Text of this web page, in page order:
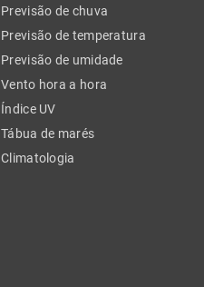
Previsão de chuva
Previsão de temperatura
Previsão de umidade
Vento hora a hora
Índice UV
Tábua de marés
Climatologia